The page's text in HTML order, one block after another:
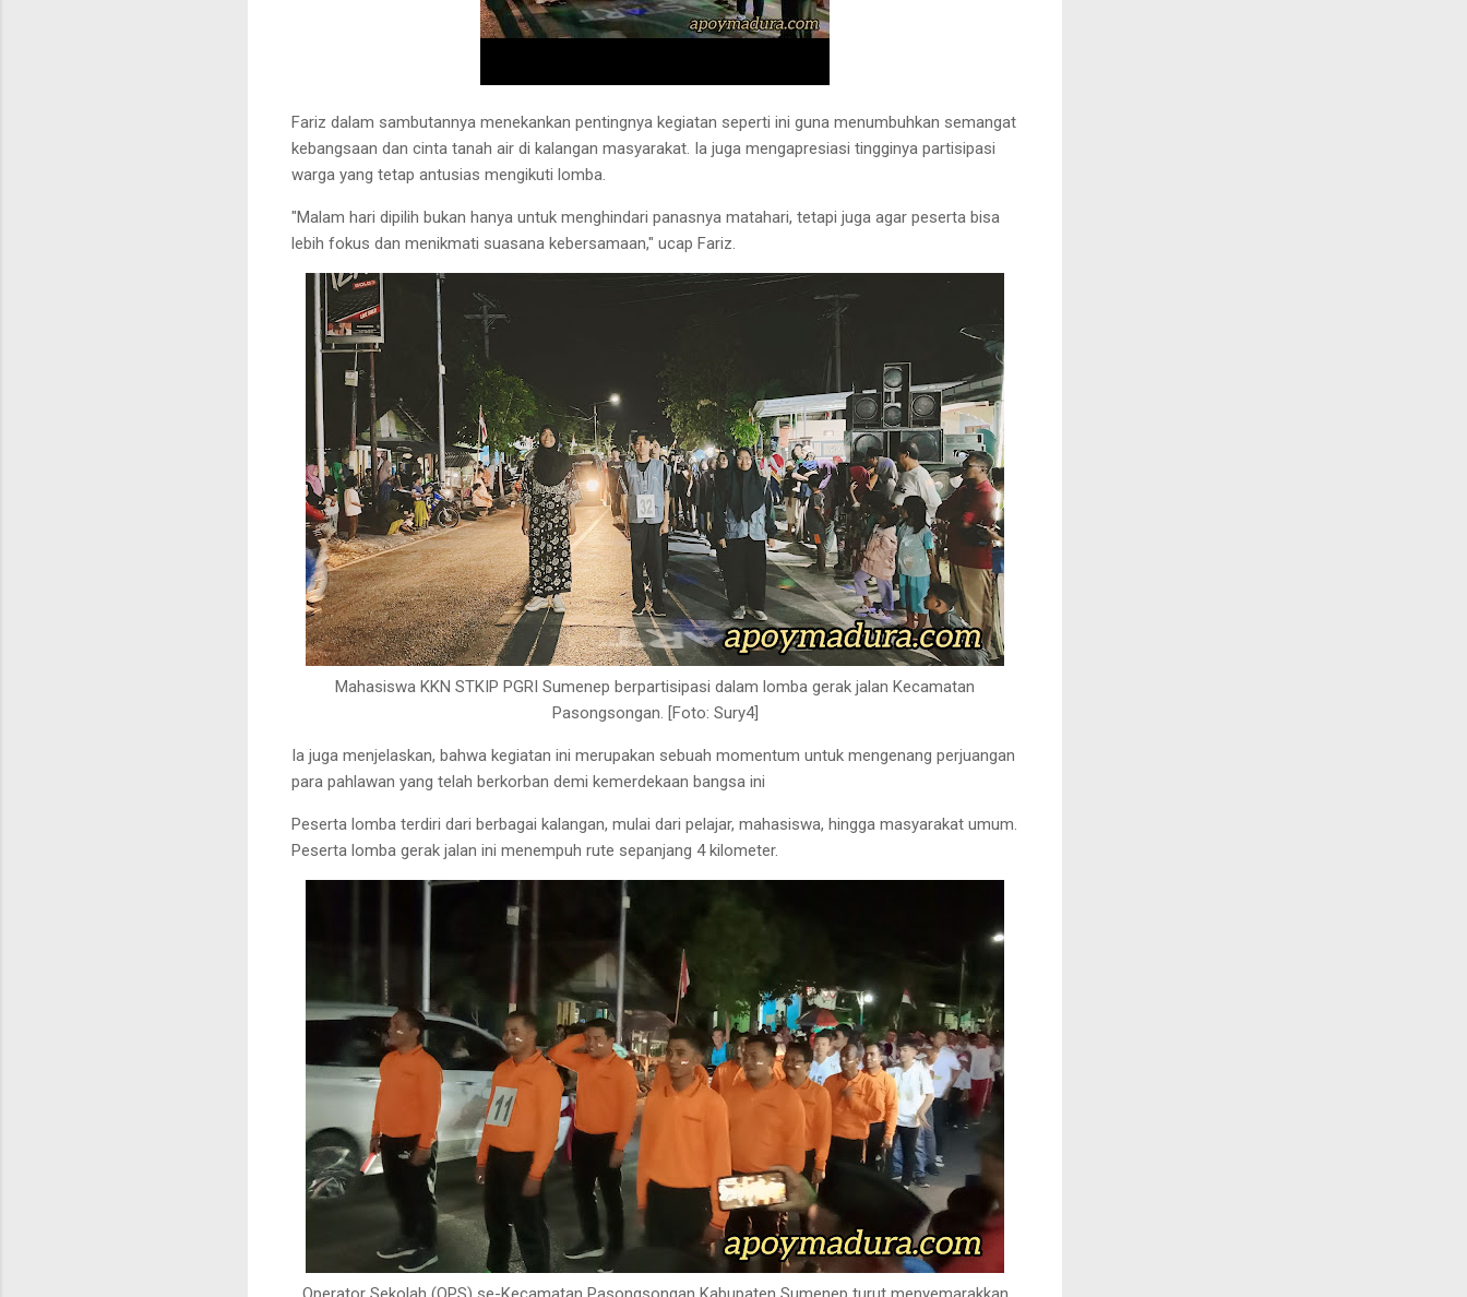
Fariz dalam sambutannya menekankan pentingnya kegiatan seperti ini guna menumbuhkan semangat
kebangsaan dan cinta tanah air di kalangan masyarakat. Ia juga mengapresiasi tingginya partisipasi
warga yang tetap antusias mengikuti lomba.
"Malam hari dipilih bukan hanya untuk menghindari panasnya matahari, tetapi juga agar peserta bisa
lebih fokus dan menikmati suasana kebersamaan," ucap Fariz.
Mahasiswa KKN STKIP PGRI Sumenep berpartisipasi dalam lomba gerak jalan Kecamatan
Pasongsongan. [Foto: Sury4]
Ia juga menjelaskan, bahwa kegiatan ini merupakan sebuah momentum untuk mengenang perjuangan
para pahlawan yang telah berkorban demi kemerdekaan bangsa ini
Peserta lomba terdiri dari berbagai kalangan, mulai dari pelajar, mahasiswa, hingga masyarakat umum.
Peserta lomba gerak jalan ini menempuh rute sepanjang 4 kilometer.